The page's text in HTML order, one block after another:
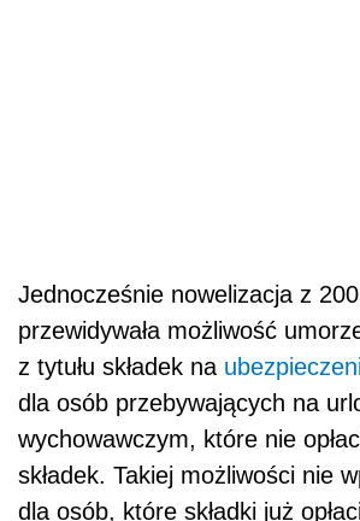
Jednocześnie nowelizacja z
przewidywała możliwość
z tytułu składek na
dla osób przebywających na
wychowawczym, które nie
składek. Takiej możliwości nie
dla osób, które składki już